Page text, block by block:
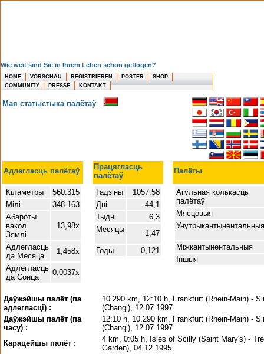
Wie weit sind Sie in Ihrem Leben schon geflogen?
HOME VORSCHAU REGISTRIEREN POSTER
SHOP
COMMUNITY
PRESSE KONTAKT
Мая статыстыка палётаў
Адлегласць палётаў
Працягласць
палётаў
Палёты
Кіламетры
560.315
Мілі
348.163
Абароты
вакол
Зямлі
13,98x
Адлегласць
да Месяца
1,458x
Адлегласць
да Сонца
0,0037x
Гадзіны
1057:58
Дні
44,1
Тыдні
6,3
Месяцы
1,47
Годы
0,121
Агульная колькасць
палётаў
Мясцовыя
Унутрыкантынентальныя
Міжкантынентальныя
Іншыя
Даўжэйшы палёт (па
адлегласці) :
10.290 km, 12:10 h, Frankfurt (Rhein-Main) -
(Changi), 12.07.1997
Даўжэйшы палёт (па
часу) :
12:10 h, 10.290 km, Frankfurt (Rhein-Main) -
(Changi), 12.07.1997
Карацейшы палёт :
4 km, 0:05 h, Isles of Scilly (Saint Mary's) -
Garden), 04.12.1995